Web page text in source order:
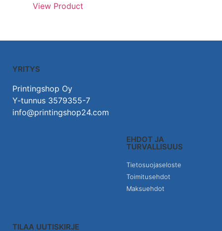
View Product
YRITYS
Printingshop Oy
Y-tunnus 3579355-7
info@printingshop24.com
EHDOT JA
TURVALLISUUS
Tietosuojaseloste
Toimitusehdot
Maksuehdot
TILAA UUTISKIRJE